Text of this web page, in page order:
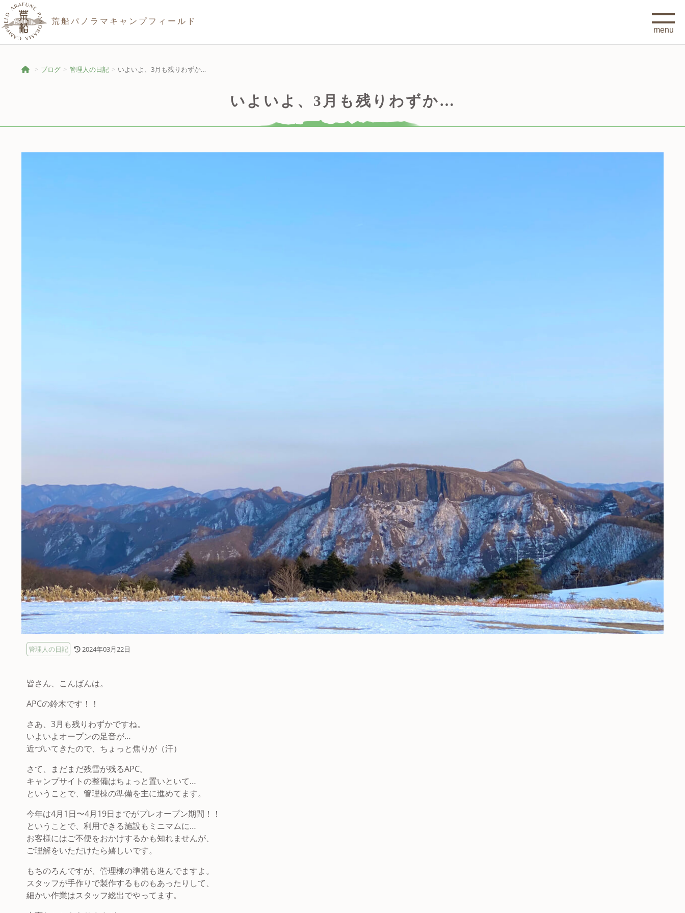
荒船パノラマキャンプフィールド
ブログ 管理人の日記 いよいよ、3月も残りわずか…
いよいよ、3月も残りわずか…
管理人の日記 2024年03月22日
皆さん、こんばんは。
APCの鈴木です！！
さあ、3月も残りわずかですね。
いよいよオープンの足音が…
近づいてきたので、ちょっと焦りが（汗）
さて、まだまだ残雪が残るAPC。
キャンプサイトの整備はちょっと置いといて…
ということで、管理棟の準備を主に進めてます。
今年は4月1日〜4月19日までがプレオープン期間！！
ということで、利用できる施設もミニマムに…
お客様にはご不便をおかけするかも知れませんが、
ご理解をいただけたら嬉しいです。
もちのろんですが、管理棟の準備も進んでますよ。
スタッフが手作りで製作するものもあったりして、
細かい作業はスタッフ総出でやってます。